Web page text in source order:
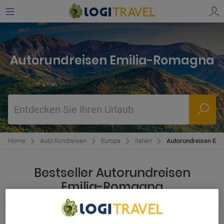
Autorundreisen Emilia-Romagna
Entdecken Sie Ihren Urlaub
Home Auto Rundreisen Europa Italien Autorundreisen
Bestseller Autorundreisen
Emilia-Romagna
Tour durch Ganz Italien, von Mailand nach
Rom